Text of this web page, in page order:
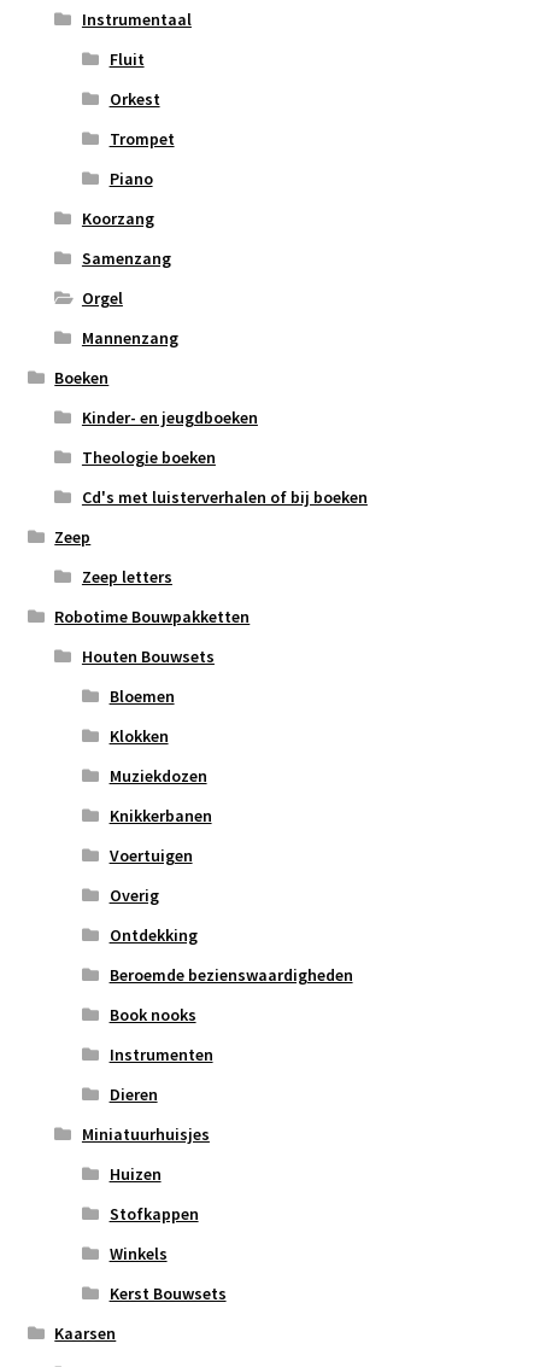
Instrumentaal
Fluit
Orkest
Trompet
Piano
Koorzang
Samenzang
Orgel
Mannenzang
Boeken
Kinder- en jeugdboeken
Theologie boeken
Cd's met luisterverhalen of bij boeken
Zeep
Zeep letters
Robotime Bouwpakketten
Houten Bouwsets
Bloemen
Klokken
Muziekdozen
Knikkerbanen
Voertuigen
Overig
Ontdekking
Beroemde bezienswaardigheden
Book nooks
Instrumenten
Dieren
Miniatuurhuisjes
Huizen
Stofkappen
Winkels
Kerst Bouwsets
Kaarsen